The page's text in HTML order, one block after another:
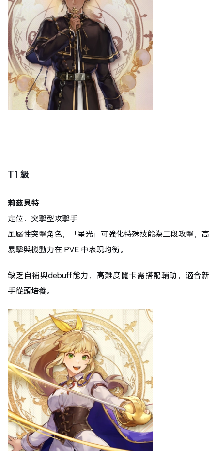
T1 級
莉茲貝特
定位：突擊型攻擊手
風屬性突擊角色，「星光」可強化特殊技能為二段攻擊，高
暴擊與機動力在 PVE 中表現均衡。
缺乏自補與debuff能力，高難度關卡需搭配輔助，適合新
手從頭培養。